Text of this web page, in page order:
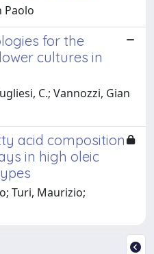
Paolo
for the
cultures in
C.; Vannozzi, Gian
acid composition
in high oleic
Turi, Maurizio;